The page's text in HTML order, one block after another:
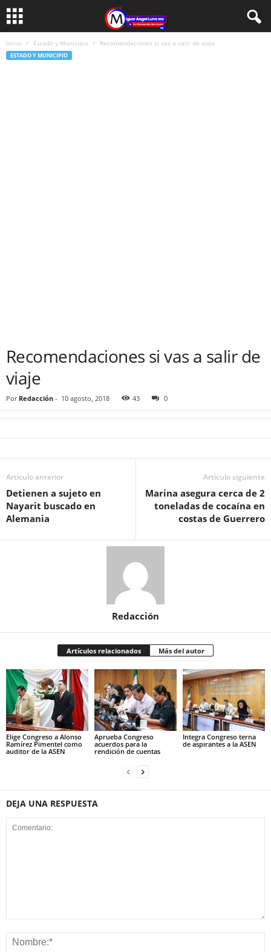
Inicio Estado y Municipio Recomendaciones si vas a salir de viaje
ESTADO Y MUNICIPIO
Recomendaciones si vas a salir de
viaje
Por Redacción - 10 agosto, 2018 43 0
Artículo anterior
Detienen a sujeto en
Nayarit buscado en
Alemania
Artículo siguiente
Marina asegura cerca de 2
toneladas de cocaína en
costas de Guerrero
Redacción
Artículos relacionados Más del autor
Elige Congreso a Alonso
Ramírez Pimentel como
auditor de la ASEN
Aprueba Congreso
acuerdos para la
rendición de cuentas
Integra Congreso terna
de aspirantes a la ASEN
DEJA UNA RESPUESTA